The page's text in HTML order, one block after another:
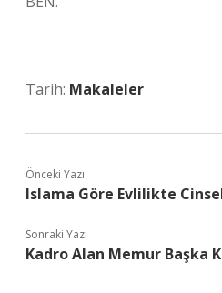
Tarih: Makaleler
Önceki Yazı
Islama Göre Evlilikte
Sonraki Yazı
Kadro Alan Memur Başka